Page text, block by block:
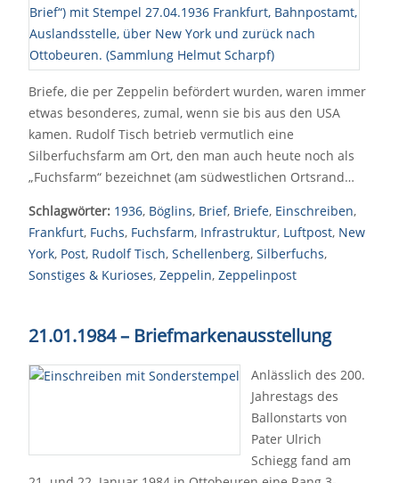
Briefe, die per Zeppelin befördert wurden, waren immer
etwas besonderes, zumal, wenn sie bis aus den USA
kamen. Rudolf Tisch betrieb vermutlich eine
Silberfuchsfarm am Ort, den man auch heute noch als
„Fuchsfarm“ bezeichnet (am südwestlichen Ortsrand…
Schlagwörter: 1936, Böglins, Brief, Briefe, Einschreiben,
Frankfurt, Fuchs, Fuchsfarm, Infrastruktur, Luftpost, New
York, Post, Rudolf Tisch, Schellenberg, Silberfuchs,
Sonstiges & Kurioses, Zeppelin, Zeppelinpost
21.01.1984– Briefmarkenausstellung
Anlässlich des 200.
Jahrestags des
Ballonstarts von
Pater Ulrich
Schiegg fand am